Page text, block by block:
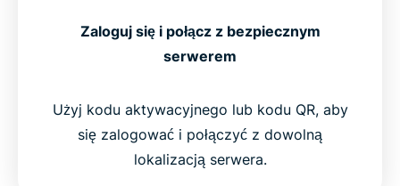
Zaloguj się i połącz z bezpiecznym
serwerem
Użyj kodu aktywacyjnego lub kodu QR, aby
się zalogować i połączyć z dowolną
lokalizacją serwera.